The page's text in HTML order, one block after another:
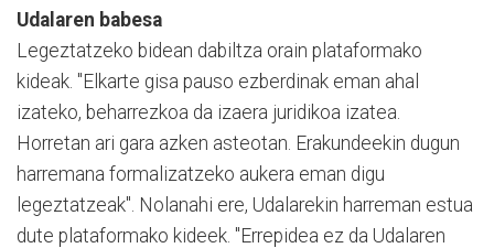
Udalaren babesa
Legeztatzeko bidean dabiltza orain plataformako
kideak. "Elkarte gisa pauso ezberdinak eman ahal
izateko, beharrezkoa da izaera juridikoa izatea.
Horretan ari gara azken asteotan. Erakundeekin dugun
harremana formalizatzeko aukera eman digu
legeztatzeak". Nolanahi ere, Udalarekin harreman estua
dute plataformako kideek. "Errepidea ez da Udalaren